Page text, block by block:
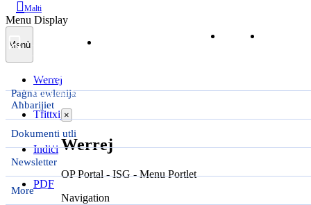
Malti
Menu Display
Menù
Paġna ewlenija
Aħbarijiet
Dokumenti utli
Newsletter
More
bookmark
Saret il-
bookmark
Werrej
Tfittxija
Indiċi
PDF
×
Werrej
OP Portal - ISG - Menu Portlet
Navigation